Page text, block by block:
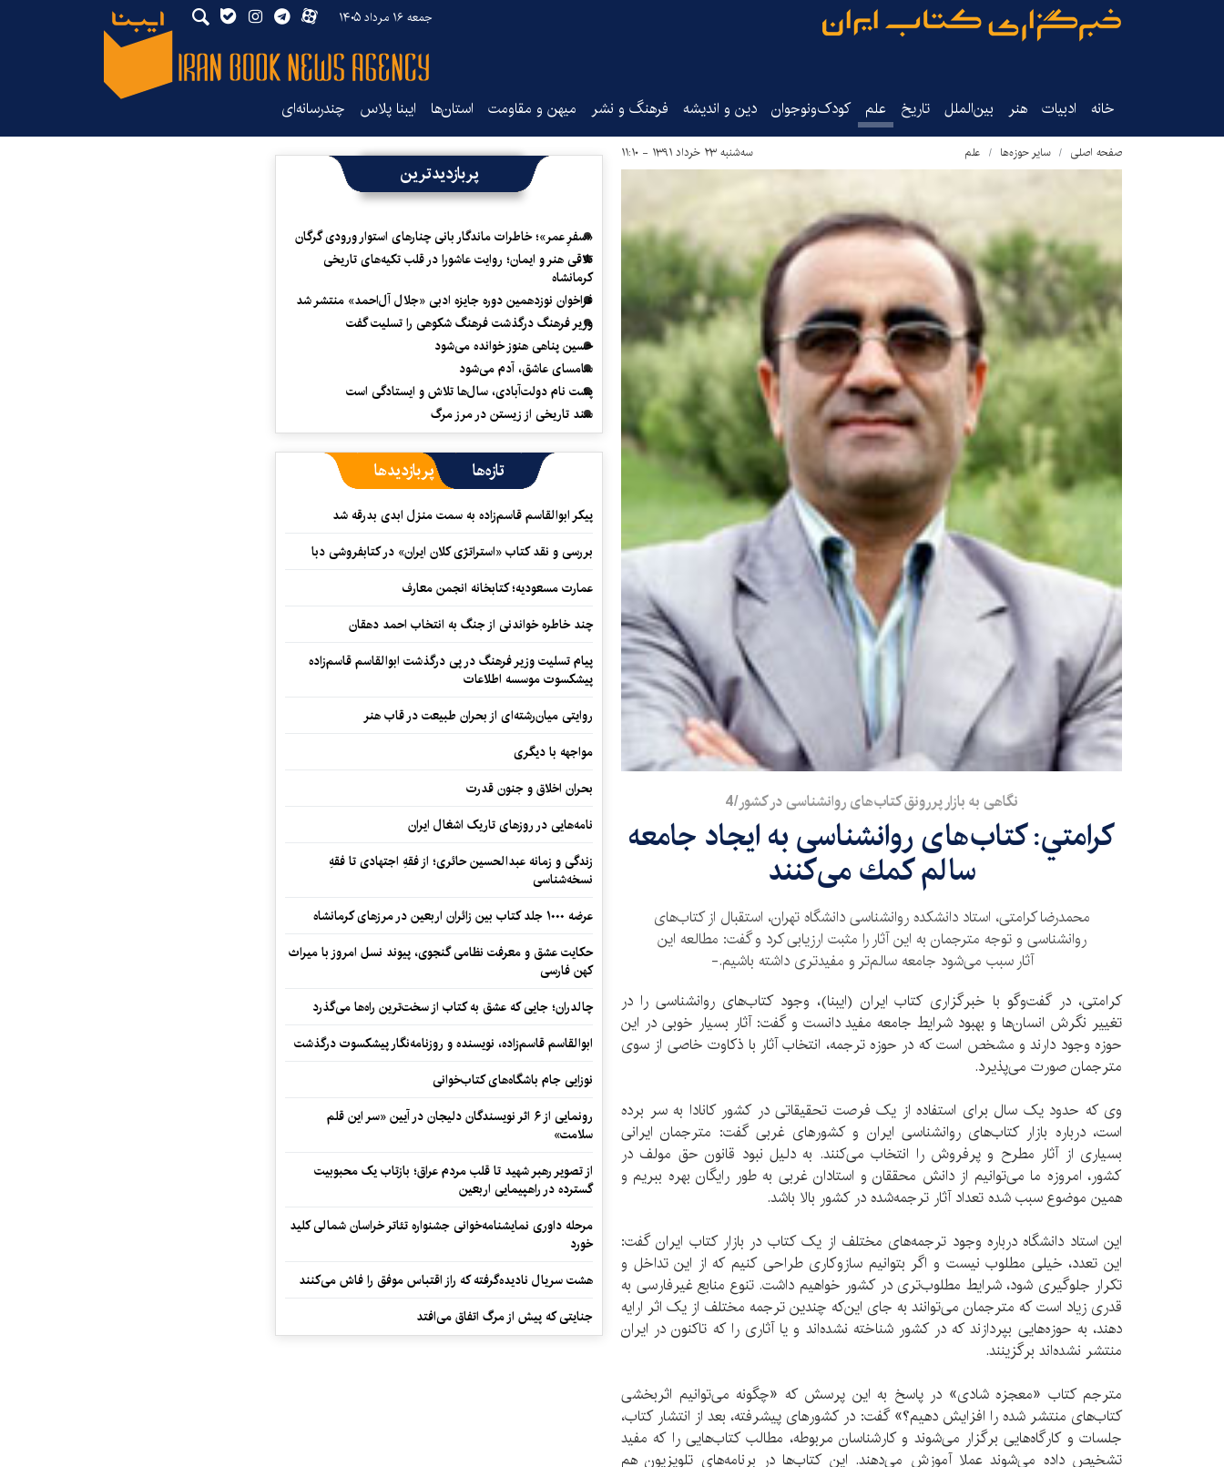
جمعه ۱۶ مرداد ۱۴۰۵
خانه ادبیات هنر بین‌الملل تاریخ‌ علم کودک‌ونوجوان دین و اندیشه فرهنگ و نشر میهن و مقاومت استان‌ها ایبنا پلاس چندرسانه‌ای
صفحه اصلی سایر حوزه‌ها علم سه‌شنبه ۲۳ خرداد ۱۳۹۱ - ۱۱:۱۰
نگاهی به بازار پررونق کتاب‌های روانشناسی در کشور/4
كرامتي: کتاب‌های روانشناسی به ايجاد جامعه‌
سالم كمك می‌كنند
محمدرضا کرامتی، استاد دانشکده روانشناسی دانشگاه تهران، استقبال از کتاب‌های
روانشناسی و توجه مترجمان به این آثار را مثبت ارزیابی کرد و گفت: مطالعه این
آثار سبب می‌شود جامعه سالم‌تر و مفیدتری داشته باشیم.-
کرامتی، در گفت‌و‌گو با خبرگزاری کتاب ایران (ایبنا)، وجود کتاب‌های روانشناسی را در
تغییر نگرش انسان‌ها و بهبود شرایط جامعه مفيد دانست و گفت: آثار بسیار خوبی در این
حوزه وجود دارند و مشخص است که در حوزه ترجمه، انتخاب آثار با ذکاوت خاصی از سوی
مترجمان صورت می‌پذیرد.
وی که حدود یک سال برای استفاده از یک فرصت تحقیقاتی در کشور کانادا به سر برده
است، درباره بازار کتاب‌های روانشناسی ایران و کشورهای غربی گفت: مترجمان ایرانی
بسیاری از آثار مطرح و پرفروش را انتخاب می‌کنند. به دلیل نبود قانون حق مولف در
كشور، امروزه ما می‌توانیم از دانش محققان و استادان غربی به طور رایگان بهره ببریم و
همین موضوع سبب شده تعداد آثار ترجمه‌شده در کشور بالا باشد.
این استاد دانشگاه درباره وجود ترجمه‌های مختلف از یک کتاب در بازار کتاب ایران گفت:‌
این تعدد، خیلی مطلوب نیست و اگر بتوانیم سازوكاری طراحی کنیم که از این تداخل و
تکرار جلوگیری شود، شرایط مطلوب‌تری در کشور خواهیم داشت. تنوع منابع غیرفارسی به
قدری زیاد است که مترجمان می‌توانند به جای این‌که چندین ترجمه مختلف از یک اثر ارایه
دهند، به حوزه‌هایی بپردازند که در کشور شناخته نشده‌اند و یا آثاری را که تاکنون در ایران
منتشر نشده‌اند برگزینند.
مترجم کتاب «معجزه شادی» در پاسخ به این پرسش که «چگونه می‌توانیم اثربخشی
کتاب‌های منتشر شده را افزايش دهيم؟» گفت: در کشورهای پیشرفته، بعد از انتشار کتاب،
جلسات و کارگاه‌هایی برگزار می‌شوند و کارشناسان مربوطه، مطالب کتاب‌هایی را که مفید
تشخیص داده می‌شوند عملا آموزش می‌دهند. این کتاب‌ها در برنامه‌های تلویزیون هم
پربازدیدترین
«سفرِ عمر»؛ خاطرات ماندگار بانی چنارهای استوار ورودی گرگان
تلاقی هنر و ایمان؛ روایت عاشورا در قلب تکیه‌های تاریخی
کرمانشاه
فراخوان نوزدهمین دوره جایزه ادبی «جلال آل‌احمد» منتشر شد
وزیر فرهنگ درگذشت فرهنگ شکوهی را تسلیت گفت
حسین پناهی هنوز خوانده می‌شود
سامسای عاشق، آدم می‌شود
پشت نام دولت‌آبادی، سال‌ها تلاش و ایستادگی است
سند تاریخی از زیستن در مرز مرگ
تازه‌ها پربازدیدها
پیکر ابوالقاسم قاسم‌زاده به سمت منزل ابدی بدرقه شد
بررسی و نقد کتاب «استراتژی کلان ایران» در کتابفروشی دبا
عمارت مسعودیه؛ کتابخانه انجمن معارف
چند خاطره خواندنی از جنگ به انتخاب احمد دهقان
پیام تسلیت وزیر فرهنگ در پی درگذشت ابوالقاسم قاسم‌زاده
پیشکسوت موسسه اطلاعات
روایتی میان‌رشته‌ای از بحران طبیعت در قاب هنر
مواجهه با دیگری
بحران اخلاق و جنون قدرت
نامه‌هایی در روزهای تاریک اشغال ایران
زندگی و زمانه عبدالحسین حائری؛ از فقهِ اجتهادی تا فقهِ
نسخه‌شناسی
عرضه ۱۰۰۰ جلد کتاب بین زائران اربعین در مرزهای کرمانشاه
حکایت عشق و معرفت نظامی گنجوی، پیوند نسل امروز با میراث
کهن فارسی
چالدران؛ جایی که عشق به کتاب از سخت‌ترین راه‌ها می‌گذرد
ابوالقاسم قاسم‌زاده، نویسنده و روزنامه‌نگار پیشکسوت درگذشت
نوزایی جام باشگاه‌های کتاب‌خوانی
رونمایی از ۶ اثر نویسندگان دلیجان در آیین «سر این قلم
سلامت»
از تصویر رهبر شهید تا قلب مردم عراق؛ بازتاب یک محبوبیت
گسترده در راهپیمایی اربعین
مرحله داوری نمایشنامه‌خوانی جشنواره تئاتر خراسان شمالی کلید
خورد
هشت سریال نادیده‌گرفته که راز اقتباس موفق را فاش می‌کنند
جنایتی که پیش از مرگ اتفاق می‌افتد